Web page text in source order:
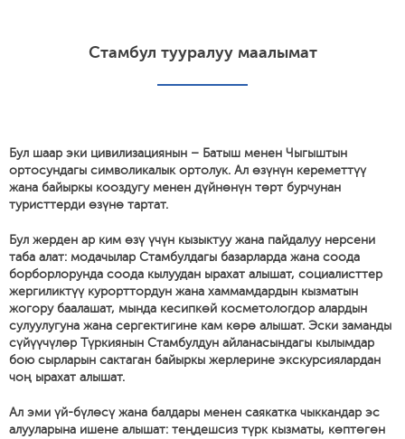
Стамбул тууралуу маалымат
Бул шаар эки цивилизациянын – Батыш менен Чыгыштын
ортосундагы символикалык ортолук. Ал өзүнүн кереметтүү
жана байыркы кооздугу менен дүйнөнүн төрт бурчунан
туристтерди өзүнө тартат.
Бул жерден ар ким өзү үчүн кызыктуу жана пайдалуу нерсени
таба алат: модачылар Стамбулдагы базарларда жана соода
борборлорунда соода кылуудан ырахат алышат, социалисттер
жергиликтүү курорттордун жана хаммамдардын кызматын
жогору баалашат, мында кесипкөй косметологдор алардын
сулуулугуна жана сергектигине кам көрө алышат. Эски заманды
сүйүүчүлөр Түркиянын Стамбулдун айланасындагы кылымдар
бою сырларын сактаган байыркы жерлерине экскурсиялардан
чоң ырахат алышат.
Ал эми үй-бүлөсү жана балдары менен саякатка чыккандар эс
алууларына ишене алышат: теңдешсиз түрк кызматы, көптөгөн